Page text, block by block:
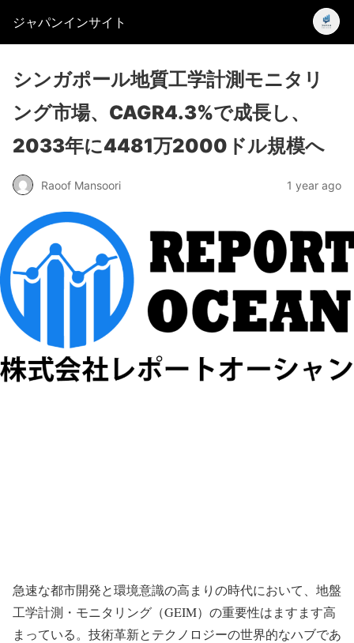
ジャパンインサイト
シンガポール地質工学計測モニタリ
ング市場、CAGR4.3%で成長し、
2033年に4481万2000ドル規模へ
Raoof Mansoori 1 year ago
急速な都市開発と環境意識の高まりの時代において、地盤
工学計測・モニタリング（GEIM）の重要性はますます高
まっている。技術革新とテクノロジーの世界的なハブであ